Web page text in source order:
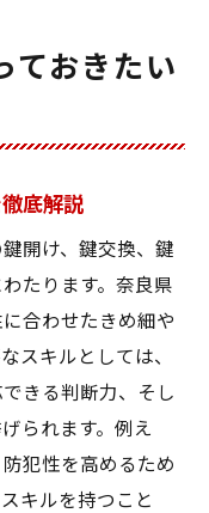
ておきたい
底解説
開け、鍵交換、鍵
たります。奈良県
合わせたきめ細や
スキルとしては、
きる判断力、そし
られます。例え
犯性を高めるため
キルを持つこと